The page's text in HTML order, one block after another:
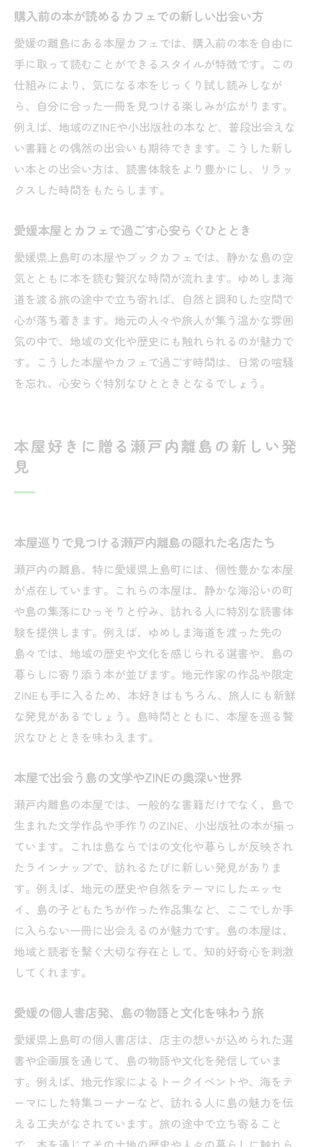
購入前の本が読めるカフェでの新しい出会い方
愛媛の離島にある本屋カフェでは、購入前の本を自由に
手に取って読むことができるスタイルが特徴です。この
仕組みにより、気になる本をじっくり試し読みしなが
ら、自分に合った一冊を見つける楽しみが広がります。
例えば、地域のZINEや小出版社の本など、普段出会えな
い書籍との偶然の出会いも期待できます。こうした新し
い本との出会い方は、読書体験をより豊かにし、リラッ
クスした時間をもたらします。
愛媛本屋とカフェで過ごす心安らぐひととき
愛媛県上島町の本屋やブックカフェでは、静かな島の空
気とともに本を読む贅沢な時間が流れます。ゆめしま海
道を渡る旅の途中で立ち寄れば、自然と調和した空間で
心が落ち着きます。地元の人々や旅人が集う温かな雰囲
気の中で、地域の文化や歴史にも触れられるのが魅力で
す。こうした本屋やカフェで過ごす時間は、日常の喧騒
を忘れ、心安らぐ特別なひとときとなるでしょう。
本屋好きに贈る瀬戸内離島の新しい発
見
本屋巡りで見つける瀬戸内離島の隠れた名店たち
瀬戸内の離島、特に愛媛県上島町には、個性豊かな本屋
が点在しています。これらの本屋は、静かな海沿いの町
や島の集落にひっそりと佇み、訪れる人に特別な読書体
験を提供します。例えば、ゆめしま海道を渡った先の
島々では、地域の歴史や文化を感じられる選書や、島の
暮らしに寄り添う本が並びます。地元作家の作品や限定
ZINEも手に入るため、本好きはもちろん、旅人にも新鮮
な発見があるでしょう。島時間とともに、本屋を巡る贅
沢なひとときを味わえます。
本屋で出会う島の文学やZINEの奥深い世界
瀬戸内離島の本屋では、一般的な書籍だけでなく、島で
生まれた文学作品や手作りのZINE、小出版社の本が揃っ
ています。これは島ならではの文化や暮らしが反映され
たラインナップで、訪れるたびに新しい発見がありま
す。例えば、地元の歴史や自然をテーマにしたエッセ
イ、島の子どもたちが作った作品集など、ここでしか手
に入らない一冊に出会えるのが魅力です。島の本屋は、
地域と読者を繋ぐ大切な存在として、知的好奇心を刺激
してくれます。
愛媛の個人書店発、島の物語と文化を味わう旅
愛媛県上島町の個人書店は、店主の想いが込められた選
書や企画展を通じて、島の物語や文化を発信していま
す。例えば、地元作家によるトークイベントや、海をテ
ーマにした特集コーナーなど、訪れる人に島の魅力を伝
える工夫がなされています。旅の途中で立ち寄ること